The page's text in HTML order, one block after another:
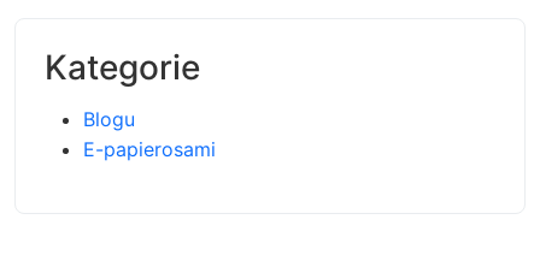
Kategorie
Blogu
E-papierosami